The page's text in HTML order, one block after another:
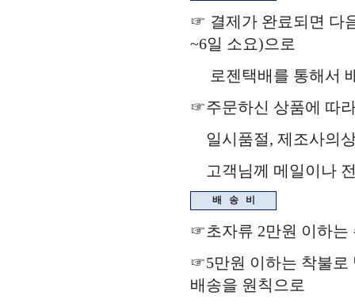
☞ 결제가 완료되면 다
~6일 소요)으로
로젠택배를 통해서
☞주문하신 상품에 따
일시품절, 제조사의
고객님께 메일이나
배 송 비
☞초자류 2만원 이하는
☞5만원 이하는 착불로
배송을 원칙으로